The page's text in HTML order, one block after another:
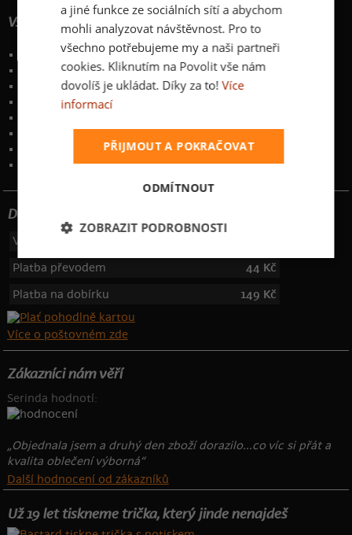
Vše o nákupu
Poštovné a způsoby doručení
Garance výměny či vrácení
Časté otázky
Zakázkový potisk textilu
Ochrana osobních údajů
info@bastard.cz
Telefon: 355 455 192
Dotujeme poštovné
Výdejní místa
Platba převodem
44 Kč
Platba na dobírku
149 Kč
Více o poštovném zde
Zákazníci nám věří
Serinda hodnotí:
„Objednala jsem a druhý den zboží dorazilo...co víc si přát a
kvalita oblečení výborná“
Další hodnocení od zákazníků
Už 19 let tiskneme trička, který jinde nenajdeš
a jiné funkce ze sociálních sítí a abychom
mohli analyzovat návštěvnost. Pro to
všechno potřebujeme my a naši partneři
cookies. Kliknutím na Povolit vše nám
dovolíš je ukládat. Díky za to! Více
informací
PŘIJMOUT A POKRAČOVAT
ODMÍTNOUT
ZOBRAZIT PODROBNOSTI